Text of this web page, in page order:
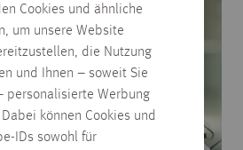
Cookies und ähnliche
um unsere Website
die Nutzung
und Ihnen – soweit Sie
personalisierte Werbung
können Cookies und
IDs sowohl für